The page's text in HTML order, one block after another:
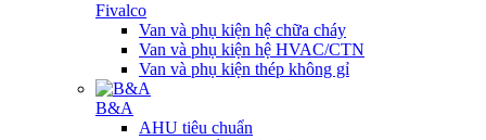
Fivalco
Van và phụ kiện hệ chữa cháy
Van và phụ kiện hệ HVAC/CTN
Van và phụ kiện thép không gỉ
B&A
AHU tiêu chuẩn